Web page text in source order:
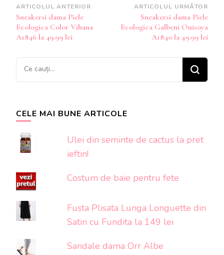
Navigare
în
articole
ARTICOLUL ANTERIOR
Sneakersi dama Piele
Ecologica Color Vihana
A1846 la 49.99 lei
ARTICOLUL URMĂTOR
Sneakersi dama Piele
Ecologica Galbeni Onisoya
A1840 la 49.99 lei
Cauți
ceva?
CELE MAI BUNE ARTICOLE
Ulei din seminte de cactus la pret
ieftin!
Costum de baie pentru fete
Fusta Plisata Lunga Longuette din
Satin cu Fundita la 149 lei
Sandale dama Orr Albe